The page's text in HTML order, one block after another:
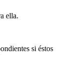
ella.
si éstos